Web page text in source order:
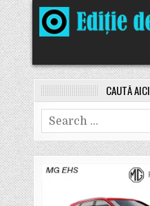
Skip
to
content
CAUTĂ AICI
Search
for: